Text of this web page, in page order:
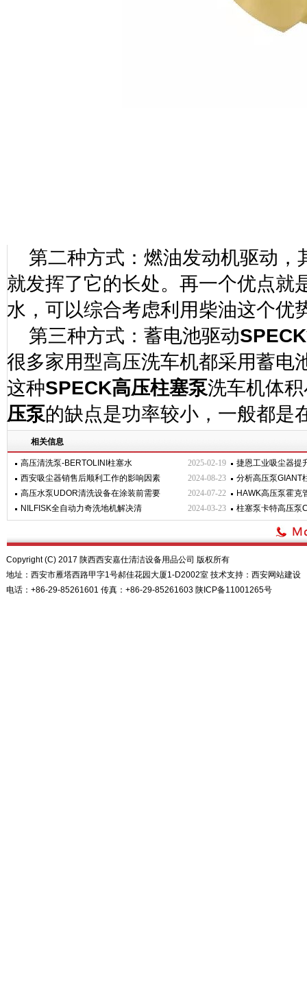
第二种方式：燃油发动机驱动
就发挥了它的长处。再一个优点就
水，可以综合考虑利用柴油这个优
第三种方式：蓄电池驱动SPECK
很多家用型高压洗车机都采用蓄电
这种SPECK高压柱塞泵洗车机体
压泵的缺点是功率较小，一般都是
相关信息
2025-02-19
高压清洗泵-BERTOLINI柱塞水
捷恩工业吸尘器提
2024-08-23
西安吸尘器销售后顺利工作的影响因素
分析高压泵GIANT
2024-07-22
高压水泵UDOR清洗设备在涂装前需要
HAWK高压泵霍克
2024-03-23
NILFISK全自动力奇洗地机解决清 柱塞泵卡特高压泵
Copyright (C) 2017 陕西西安嘉仕清洁设备用品公司 版权所有
地址：西安市雁塔西路甲字1号郝佳花园大厦1-D2002室 技术支持： 西安网站建设
电话：+86-29-85261601 传真：+86-29-85261603 陕ICP备11001265号